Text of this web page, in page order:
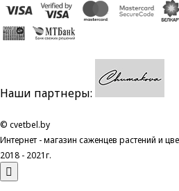
Наши партнеры:
© cvetbel.by
Интернет - магазин саженцев растений и
2018 - 2021г.